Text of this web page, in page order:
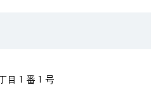
目１番１号